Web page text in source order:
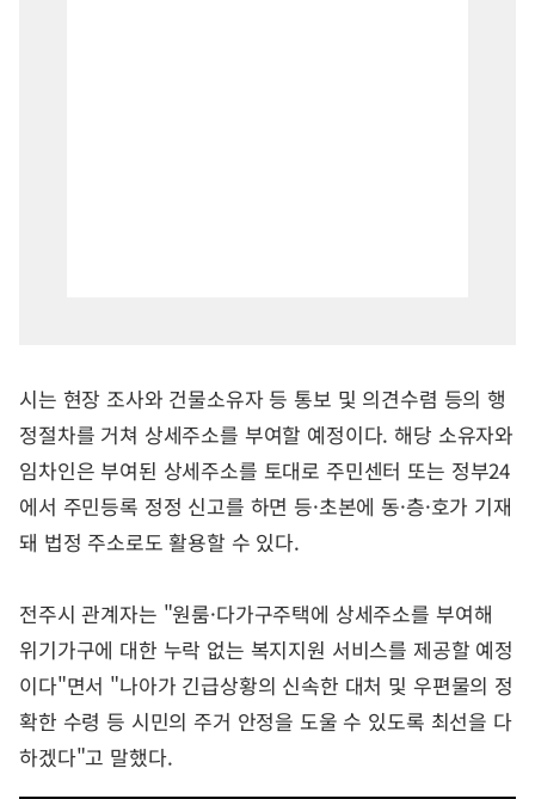
시는 현장 조사와 건물소유자 등 통보 및 의견수렴 등의 행
정절차를 거쳐 상세주소를 부여할 예정이다. 해당 소유자와
임차인은 부여된 상세주소를 토대로 주민센터 또는 정부24
에서 주민등록 정정 신고를 하면 등·초본에 동·층·호가 기재
돼 법정 주소로도 활용할 수 있다.
전주시 관계자는 "원룸·다가구주택에 상세주소를 부여해
위기가구에 대한 누락 없는 복지지원 서비스를 제공할 예정
이다"면서 "나아가 긴급상황의 신속한 대처 및 우편물의 정
확한 수령 등 시민의 주거 안정을 도울 수 있도록 최선을 다
하겠다"고 말했다.